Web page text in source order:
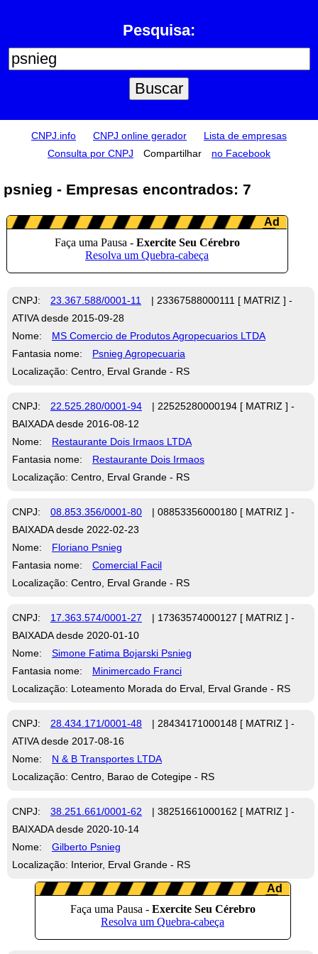
Pesquisa:
CNPJ.info CNPJ online gerador
Lista de empresas
Consulta por CNPJ
Compartilhar no Facebook
psnieg - Empresas encontrados: 7
CNPJ: 23.367.588/0001-11
| 23367588000111 [ MATRIZ ] -
ATIVA desde 2015-09-28
Nome:
MS Comercio de Produtos Agropecuarios LTDA
Fantasia nome:
Psnieg Agropecuaria
Localização: Centro, Erval Grande - RS
CNPJ: 22.525.280/0001-94
| 22525280000194 [ MATRIZ ] -
BAIXADA desde 2016-08-12
Nome:
Restaurante Dois Irmaos LTDA
Fantasia nome:
Restaurante Dois Irmaos
Localização: Centro, Erval Grande - RS
CNPJ: 08.853.356/0001-80
| 08853356000180 [ MATRIZ ] -
BAIXADA desde 2022-02-23
Nome:
Floriano Psnieg
Fantasia nome:
Comercial Facil
Localização: Centro, Erval Grande - RS
CNPJ: 17.363.574/0001-27
| 17363574000127 [ MATRIZ ] -
BAIXADA desde 2020-01-10
Nome:
Simone Fatima Bojarski Psnieg
Fantasia nome:
Minimercado Franci
Localização: Loteamento Morada do Erval, Erval Grande - RS
CNPJ: 28.434.171/0001-48
| 28434171000148 [ MATRIZ ] -
ATIVA desde 2017-08-16
Nome:
N & B Transportes LTDA
Localização: Centro, Barao de Cotegipe - RS
CNPJ: 38.251.661/0001-62
| 38251661000162 [ MATRIZ ] -
BAIXADA desde 2020-10-14
Nome:
Gilberto Psnieg
Localização: Interior, Erval Grande - RS